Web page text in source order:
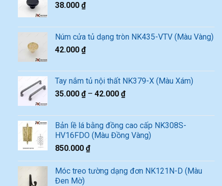
38.000 ₫
Núm cửa tủ dạng tròn NK435-VTV (Màu Vàng)
42.000 ₫
Tay nắm tủ nội thất NK379-X (Màu Xám)
35.000 ₫– 42.000 ₫
Bản lề lá bằng đồng cao cấp NK308S-
HV16FDO (Màu Đồng Vàng)
850.000 ₫
Móc treo tường dạng đơn NK121N-D (Màu
Đen Mờ)